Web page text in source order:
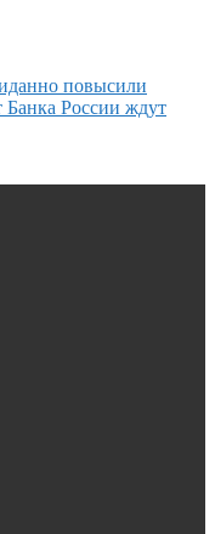
повысили
Банка России ждут